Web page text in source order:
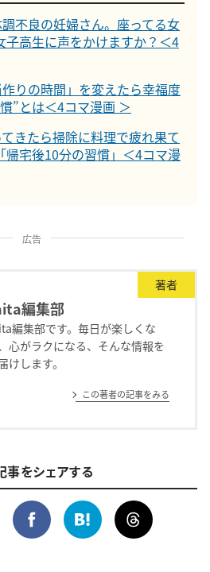
調不良の妊婦さん。座ってる女
子高生に声をかけますか？＜4
作りの時間」を変えたら幸福度
”とは＜4コマ漫画 ＞
てきたら掃除に料理で疲れ果て
帰宅後10分の習慣」＜4コマ漫
広告
著者
編集部
編集部です。毎日が楽しくな
心がラクになる、そんな情報を
けします。
この著者の記事をみる
事をシェアする